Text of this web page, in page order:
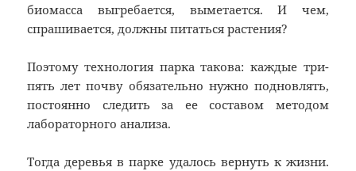
биомасса выгребается, выметается. И чем,
спрашивается, должны питаться растения?
Поэтому технология парка такова: каждые три-
пять лет почву обязательно нужно подновлять,
постоянно следить за ее составом методом
лабораторного анализа.
Тогда деревья в парке удалось вернуть к жизни.